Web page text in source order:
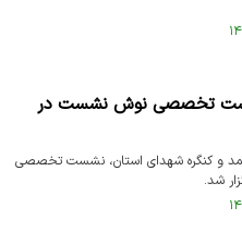
تخصصی نوش نشست در
و کنگره شهدای استان، نشست تخصصی
شد.